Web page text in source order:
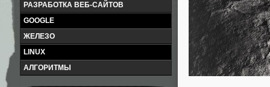
РАЗРАБОТКА ВЕБ-САЙТОВ
GOOGLE
ЖЕЛЕЗО
LINUX
АЛГОРИТМЫ